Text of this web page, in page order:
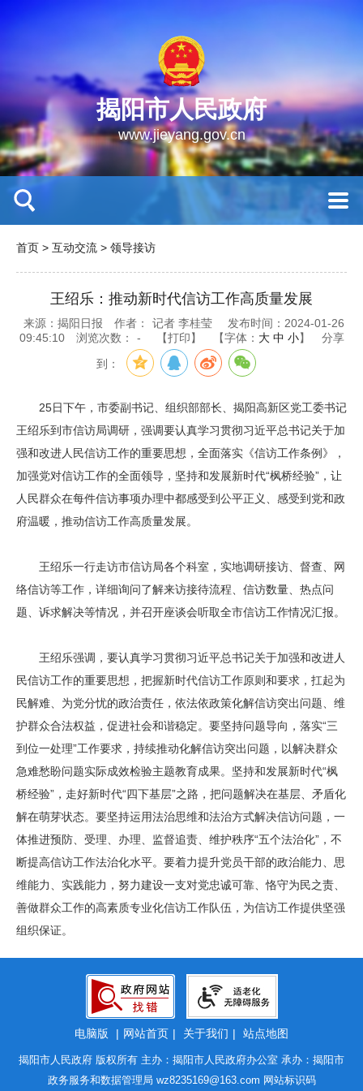
揭阳市人民政府
www.jieyang.gov.cn
首页 > 互动交流 > 领导接访
王绍乐：推动新时代信访工作高质量发展
来源：揭阳日报 作者： 记者 李桂莹
发布时间：2024-01-26
09:45:10
浏览次数： - 【打印】 【字体： 大 中 小】 分享
到：
25日下午，市委副书记、组织部部长、揭阳高新区党工委书记
王绍乐到市信访局调研，强调要认真学习贯彻习近平总书记关于加
强和改进人民信访工作的重要思想，全面落实《信访工作条例》，
加强党对信访工作的全面领导，坚持和发展新时代“枫桥经验”，让
人民群众在每件信访事项办理中都感受到公平正义、感受到党和政
府温暖，推动信访工作高质量发展。
王绍乐一行走访市信访局各个科室，实地调研接访、督查、网
络信访等工作，详细询问了解来访接待流程、信访数量、热点问
题、诉求解决等情况，并召开座谈会听取全市信访工作情况汇报。
王绍乐强调，要认真学习贯彻习近平总书记关于加强和改进人
民信访工作的重要思想，把握新时代信访工作原则和要求，扛起为
民解难、为党分忧的政治责任，依法依政策化解信访突出问题、维
护群众合法权益，促进社会和谐稳定。要坚持问题导向，落实“三
到位一处理”工作要求，持续推动化解信访突出问题，以解决群众
急难愁盼问题实际成效检验主题教育成果。坚持和发展新时代“枫
桥经验”，走好新时代“四下基层”之路，把问题解决在基层、矛盾化
解在萌芽状态。要坚持运用法治思维和法治方式解决信访问题，一
体推进预防、受理、办理、监督追责、维护秩序“五个法治化”，不
断提高信访工作法治化水平。要着力提升党员干部的政治能力、思
维能力、实践能力，努力建设一支对党忠诚可靠、恪守为民之责、
善做群众工作的高素质专业化信访工作队伍，为信访工作提供坚强
组织保证。
电脑版 | 网站首页 | 关于我们 | 站点地图
揭阳市人民政府 版权所有 主办：揭阳市人民政府办公室 承办：揭阳市
政务服务和数据管理局 wz8235169@163.com 网站标识码